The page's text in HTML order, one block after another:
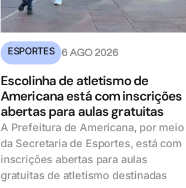
ESPORTES 6 AGO 2026
Escolinha de atletismo de
Americana está com inscrições
abertas para aulas gratuitas
A Prefeitura de Americana, por meio
da Secretaria de Esportes, está com
inscrições abertas para aulas
gratuitas de atletismo destinadas